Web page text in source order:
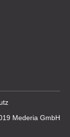
Mederia GmbH